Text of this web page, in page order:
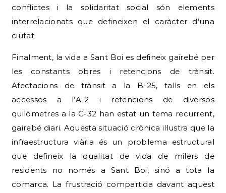
conflictes i la solidaritat social són elements
interrelacionats que defineixen el caràcter d’una
ciutat.
Finalment, la vida a Sant Boi es defineix gairebé per
les constants obres i retencions de trànsit.
Afectacions de trànsit a la B-25, talls en els
accessos a l’A-2 i retencions de diversos
quilòmetres a la C-32 han estat un tema recurrent,
gairebé diari. Aquesta situació crònica il·lustra que la
infraestructura viària és un problema estructural
que defineix la qualitat de vida de milers de
residents no només a Sant Boi, sinó a tota la
comarca. La frustració compartida davant aquest